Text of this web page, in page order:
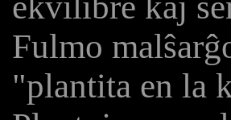
Fulmo
"plantita en la